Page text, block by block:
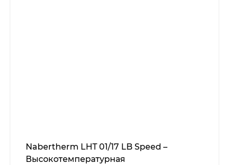
Nabertherm LHT 01/17 LB Speed –
Высокотемпературная